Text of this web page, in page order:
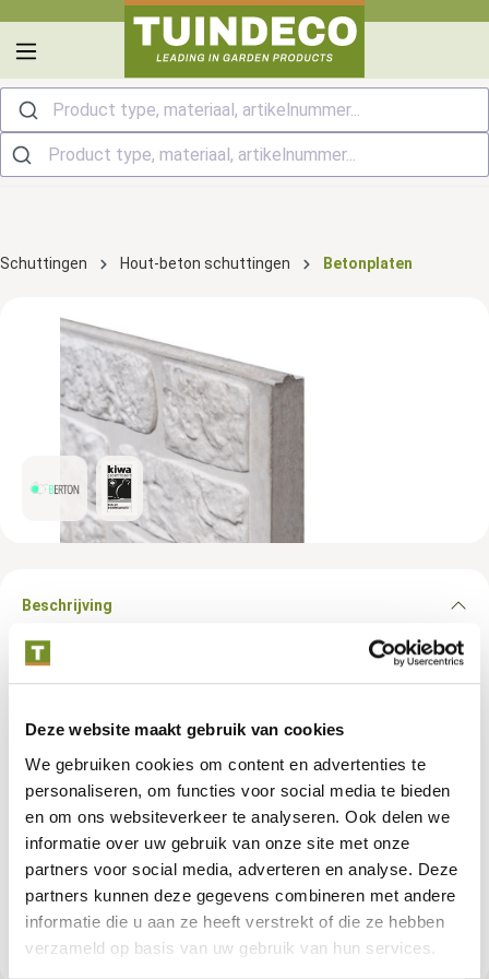
Deze website maakt gebruik van cookies
We gebruiken cookies om content en advertenties te
personaliseren, om functies voor social media te bieden
en om ons websiteverkeer te analyseren. Ook delen we
informatie over uw gebruik van onze site met onze
partners voor social media, adverteren en analyse. Deze
partners kunnen deze gegevens combineren met andere
informatie die u aan ze heeft verstrekt of die ze hebben
verzameld op basis van uw gebruik van hun services.
Product type, materiaal, artikelnummer...
Schuttingen Hout-beton schuttingen Betonplaten
Beschrijving
moderne uitstraling. Dit sterke en veelzijdige materiaal
combineert tijdloze esthetiek met robuuste kwaliteit, wat
zorgt voor een lange levensduur en minimale
onderhoudsbehoefte. Dankzij de lichte, subtiele kleur past
wit/grijs beton perfect in elke buitenomgeving en biedt het een
strakke en stijlvolle afwerking. Kies voor wit/grijs beton
afdekkappen, platen en palen voor een combinatie van kwaliteit
en een moderne look die elk project naar een hoger niveau tilt.
Productspecificaties